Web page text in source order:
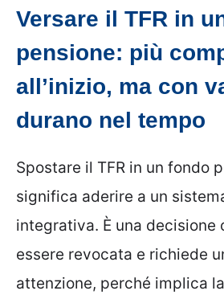
Versare il TFR in
pensione: più
all’inizio, ma con
durano nel tempo
Spostare il TFR in un fondo
significa aderire a un
integrativa. È una decisione
essere revocata e richiede
attenzione, perché implica